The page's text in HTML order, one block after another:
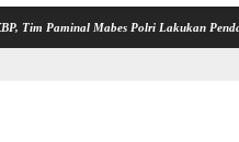
Mabes Polri Lakukan Pendalaman